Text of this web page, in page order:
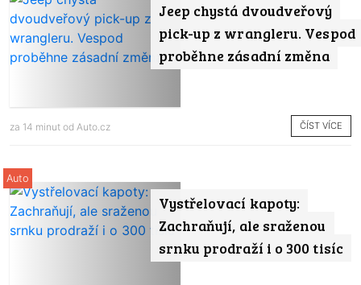
Jeep chystá dvoudveřový
pick-up z wrangleru. Vespod
proběhne zásadní změna
za 14 minut od Auto.cz ČÍST VÍCE
Vystřelovací kapoty:
Zachraňují, ale sraženou
srnku prodraží i o 300 tisíc
Auto